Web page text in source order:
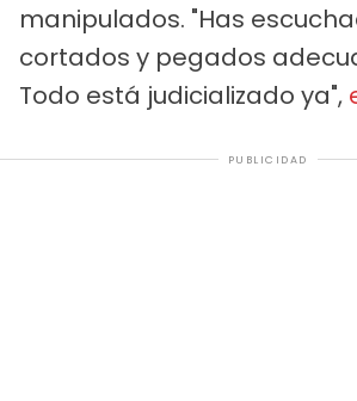
manipulados. "Has
cortados y pegados
Todo está judicializado ya",
PUBLICIDAD